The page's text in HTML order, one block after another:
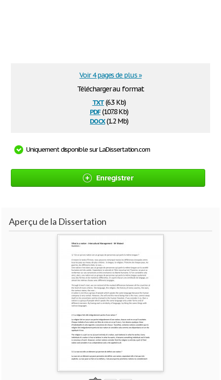
Télécharger au format
txt(6.3 Kb)
pdf(107.8 Kb)
docx(1.2 Mb)
Voir 4 pages de plus »
Uniquement disponible sur LaDissertation.com
Enregistrer
Aperçu de la Dissertation